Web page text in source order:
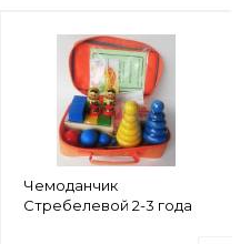
Чемоданчик
Стребелевой 2-3 года